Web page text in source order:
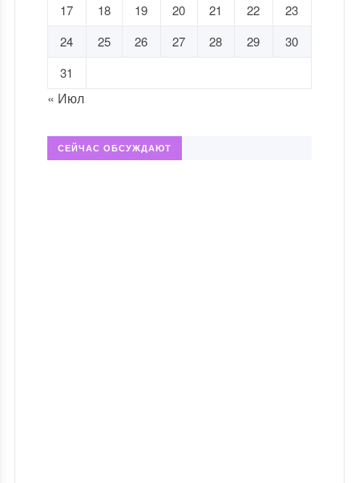
17
18 19 20 21 22
23
24
25 26 27 28 29
30
31
« Июл
СЕЙЧАС ОБСУЖДАЮТ